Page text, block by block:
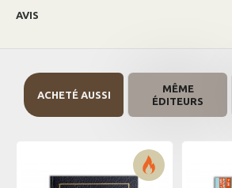
AVIS
ACHETÉ AUSSI
MÊME
ÉDITEURS